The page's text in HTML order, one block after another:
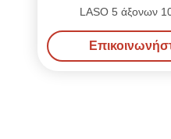
LASO 5 άξονων